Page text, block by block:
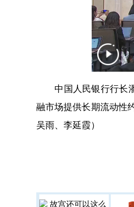
中国人民银行行长潘
融市场提供长期流动性
吴雨、李延霞）